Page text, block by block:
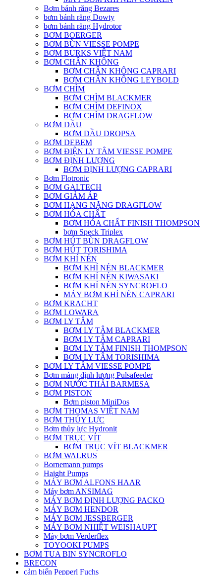
Bơm bánh răng Bezares
bơm bánh răng Dowty
bơm bánh răng Hydrotor
BƠM BOERGER
BƠM BÙN VIESSE POMPE
BƠM BURKS VIỆT NAM
BƠM CHÂN KHÔNG
BƠM CHÂN KHÔNG CAPRARI
BƠM CHÂN KHÔNG LEYBOLD
BƠM CHÌM
BƠM CHÌM BLACKMER
BƠM CHÌM DEFINOX
BƠM CHÌM DRAGFLOW
BƠM DẦU
BƠM DẦU DROPSA
BƠM DEBEM
BƠM ĐIỆN LY TÂM VIESSE POMPE
BƠM ĐỊNH LƯỢNG
BƠM ĐỊNH LƯỢNG CAPRARI
Bơm Flotronic
BƠM GALTECH
BƠM GIẢM ÁP
BƠM HẠNG NẶNG DRAGFLOW
BƠM HÓA CHẤT
BƠM HÓA CHẤT FINISH THOMPSON
bơm Speck Triplex
BƠM HÚT BÙN DRAGFLOW
BƠM HÚT TORISHIMA
BƠM KHÍ NÉN
BƠM KHÍ NÉN BLACKMER
BƠM KHÍ NÉN KIWASAKI
BƠM KHÍ NÉN SYNCROFLO
MÁY BƠM KHÍ NÉN CAPRARI
BƠM KRACHT
BƠM LOWARA
BƠM LY TÂM
BƠM LY TÂM BLACKMER
BƠM LY TÂM CAPRARI
BƠM LY TÂM FINISH THOMPSON
BƠM LY TÂM TORISHIMA
BƠM LY TÂM VIESSE POMPE
Bơm màng định lượng Pulsafeeder
BƠM NƯỚC THẢI BARMESA
BƠM PISTON
Bơm piston MiniDos
BƠM THOMAS VIỆT NAM
BƠM THỦY LỰC
Bơm thủy lực Hydronit
BƠM TRỤC VÍT
BƠM TRỤC VÍT BLACKMER
BƠM WALRUS
Bornemann pumps
Haight Pumps
MÁY BƠM ALFONS HAAR
Máy bơm ANSIMAG
MÁY BƠM ĐỊNH LƯỢNG PACKO
MÁY BƠM HENDOR
MÁY BƠM JESSBERGER
MÁY BƠM NHIỆT WEISHAUPT
Máy bơm Verderflex
TOYOOKI PUMPS
BƠM TUA BIN SYNCROFLO
BRECON
cảm biến Pepperl Fuchs